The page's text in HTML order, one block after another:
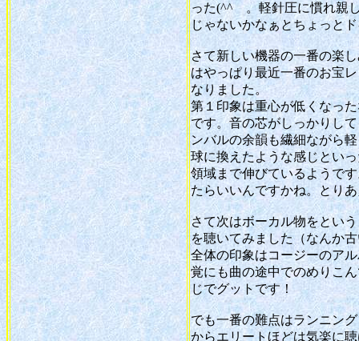
った(^^ゞ。軽針圧に慣れ親
じゃないかなぁとちょっと
さて新しい機器の一番の楽
はやっぱり最近一番のお宝
なりました。
第１印象は重心が低くなっ
です。音の芯がしっかりし
ンバルの余韻も繊細ながら
球に換えたような感じとい
領域まで伸びているようで
たらいいんですかね。とり
さて次はボーカル物をとい
を聴いてみました（なんか
全体の印象はコージーのア
覚にも曲の途中でのめりこ
じでグットです！
でも一番の難点はランニン
からエリートほどは気楽に